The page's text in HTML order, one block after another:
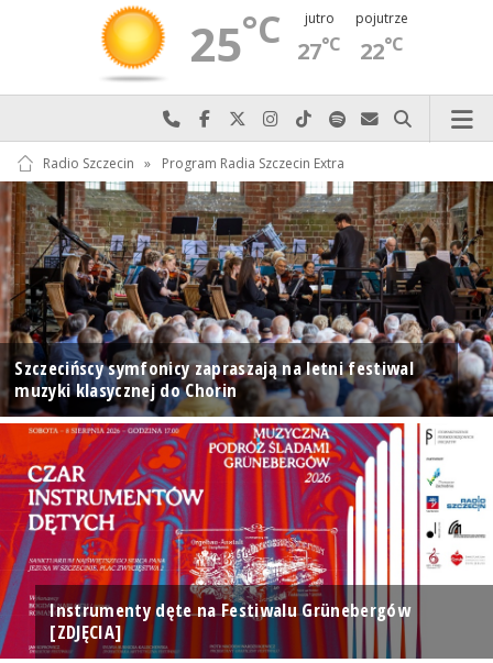
25°C jutro
27°C
pojutrze
22°C
Najlepiej po prostu do nas zadzwoń
Odwiedź nas na Facebook-u
Odwiedź nas na X
Odwiedź nas na Instagram-ie
Odwiedź nas na TikTok-u
Szukaj nas na Spotify
Wyślij do nas
Szukaj
Radio Szczecin » Program Radia Szczecin Extra
Szczecińscy symfonicy zapraszają na letni festiwal
muzyki klasycznej do Chorin
Instrumenty dęte na Festiwalu Grünebergów
[ZDJĘCIA]